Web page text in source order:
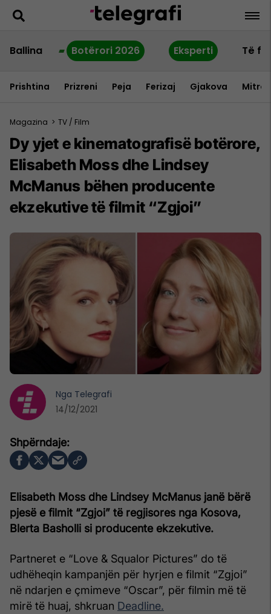
Ballina Botërori 2026 Eksperti Të
Prishtina Prizreni Peja Ferizaj Gjakova
Magazina > TV / Film
Dy yjet e kinematografisë botërore,
Elisabeth Moss dhe Lindsey
McManus bëhen producente
ekzekutive të filmit “Zgjoi”
Elisabeth Moss dhe Lindsey McManus janë bërë
pjesë e filmit “Zgjoi” të regjisores nga Kosova,
Blerta Basholli si producente ekzekutive.
Partneret e “Love & Squalor Pictures” do të
udhëheqin kampanjën për hyrjen e filmit “Zgjoi”
në ndarjen e çmimeve “Oscar”, për filmin më të
mirë të huaj, shkruan Deadline.
Nga Telegrafi
14/12/2021